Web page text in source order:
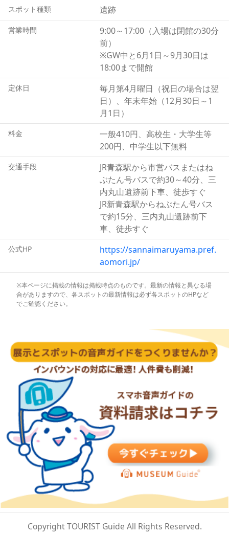
竪穴建物や掘立柱建物（ほったてばしらたてもの）が並ぶ
遺跡のほぼ中心に復元された大型竪穴建物は、長さ約32
メートル、幅約10メートルもあり、集落での集会所や共
同作業所などであったと推測されています。また建物を見
下ろすように立つ、大型掘立柱建物（おおがたほったてば
しらたてもの）と呼ばれる六本柱の建物は、等間隔に柱が
並んでいます。さらに柱の周囲と底は腐敗を防ぐために焦
がした痕跡も確認されました。約5900年～4200年前の縄
文人が測量などの建築技術を持っていたことを意味する貴
このように三内丸山遺跡では、これまでの調査で見つかっ
た４万箱以上の出土品から採集・狩猟・漁労を主な生業と
して定住していた縄文人の大規模集落の様子がよくわかり
ます。謎に包まれた太古のロマンに触れてみてはいかがで
スポット種類 遺跡
営業時間
9:00～17:00（入場は閉館の30分
前）
※GW中と6月1日～9月30日は
18:00まで開館
定休日
毎月第4月曜日（祝日の場合は翌
日）、年末年始（12月30日～1
月1日）
料金
一般410円、高校生・大学生等
200円、中学生以下無料
交通手段
JR青森駅から市営バスまたはね
ぶたん号バスで約30～40分、三
内丸山遺跡前下車、徒歩すぐ
JR新青森駅からねぶたん号バス
で約15分、三内丸山遺跡前下
車、徒歩すぐ
公式HP
https://sannaimaruyama.pref.
aomori.jp/
※本ページに掲載の情報は掲載時点のものです。最新の情報と異なる場
合がありますので、各スポットの最新情報は必ず各スポットのHPなど
でご確認ください。
Copyright TOURIST Guide All Rights Reserved.